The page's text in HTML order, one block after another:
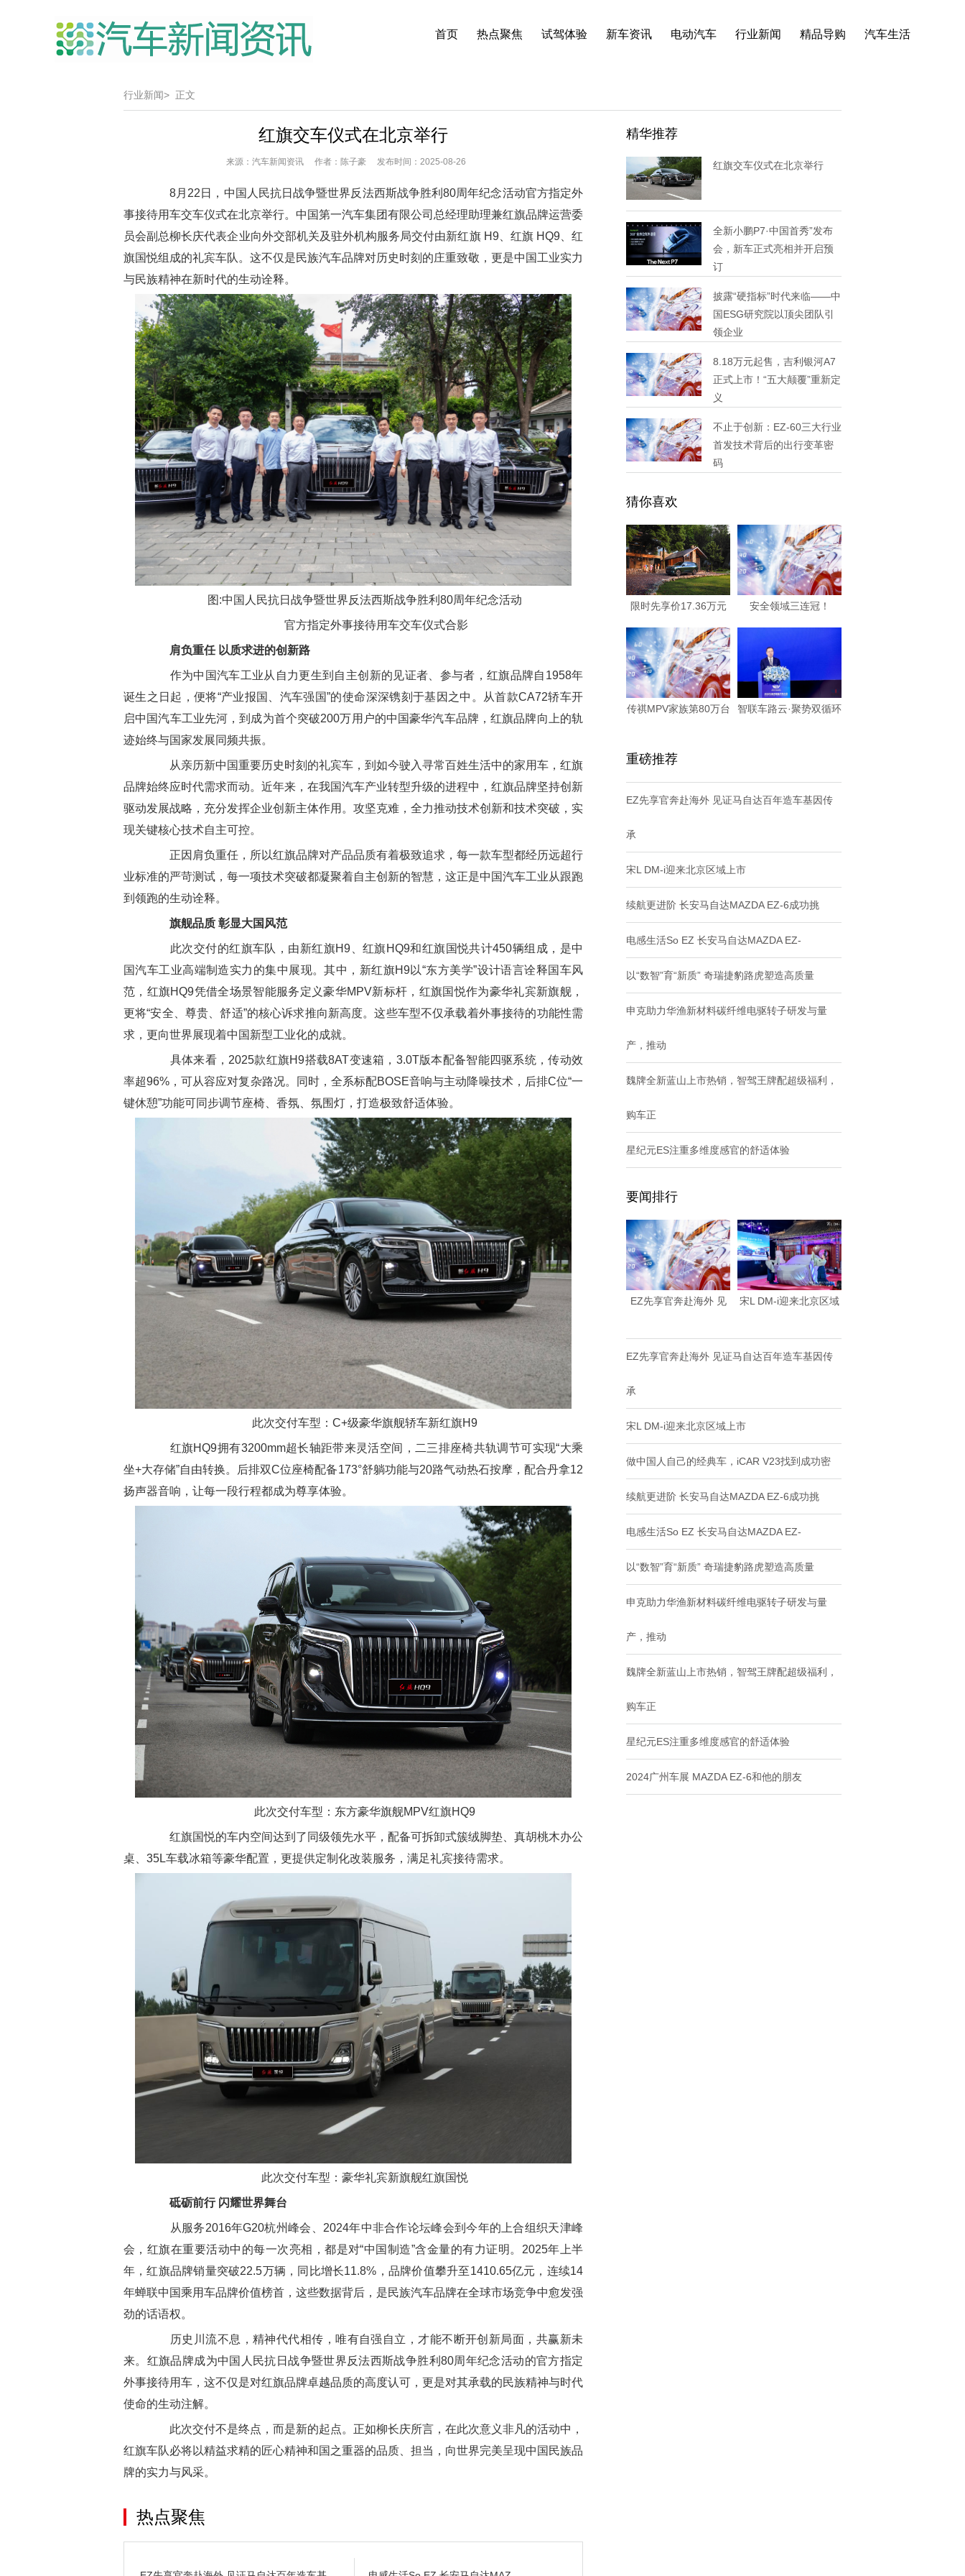
首页 热点聚焦 试驾体验 新车资讯 电动汽车 行业新闻 精品导购 汽车生活
行业新闻> 正文
红旗交车仪式在北京举行
来源：汽车新闻资讯 作者：陈子豪 发布时间：2025-08-26
8月22日，中国人民抗日战争暨世界反法西斯战争胜利80周年纪念活动官方指定外
事接待用车交车仪式在北京举行。中国第一汽车集团有限公司总经理助理兼红旗品牌运营委
员会副总柳长庆代表企业向外交部机关及驻外机构服务局交付由新红旗 H9、红旗 HQ9、红
旗国悦组成的礼宾车队。这不仅是民族汽车品牌对历史时刻的庄重致敬，更是中国工业实力
与民族精神在新时代的生动诠释。
图:中国人民抗日战争暨世界反法西斯战争胜利80周年纪念活动
官方指定外事接待用车交车仪式合影
肩负重任 以质求进的创新路
作为中国汽车工业从自力更生到自主创新的见证者、参与者，红旗品牌自1958年
诞生之日起，便将“产业报国、汽车强国”的使命深深镌刻于基因之中。从首款CA72轿车开
启中国汽车工业先河，到成为首个突破200万用户的中国豪华汽车品牌，红旗品牌向上的轨
迹始终与国家发展同频共振。
从亲历新中国重要历史时刻的礼宾车，到如今驶入寻常百姓生活中的家用车，红旗
品牌始终应时代需求而动。近年来，在我国汽车产业转型升级的进程中，红旗品牌坚持创新
驱动发展战略，充分发挥企业创新主体作用。攻坚克难，全力推动技术创新和技术突破，实
现关键核心技术自主可控。
正因肩负重任，所以红旗品牌对产品品质有着极致追求，每一款车型都经历远超行
业标准的严苛测试，每一项技术突破都凝聚着自主创新的智慧，这正是中国汽车工业从跟跑
到领跑的生动诠释。
旗舰品质 彰显大国风范
此次交付的红旗车队，由新红旗H9、红旗HQ9和红旗国悦共计450辆组成，是中
国汽车工业高端制造实力的集中展现。其中，新红旗H9以“东方美学”设计语言诠释国车风
范，红旗HQ9凭借全场景智能服务定义豪华MPV新标杆，红旗国悦作为豪华礼宾新旗舰，
更将“安全、尊贵、舒适”的核心诉求推向新高度。这些车型不仅承载着外事接待的功能性需
求，更向世界展现着中国新型工业化的成就。
具体来看，2025款红旗H9搭载8AT变速箱，3.0T版本配备智能四驱系统，传动效
率超96%，可从容应对复杂路况。同时，全系标配BOSE音响与主动降噪技术，后排C位“一
键休憩”功能可同步调节座椅、香氛、氛围灯，打造极致舒适体验。
此次交付车型：C+级豪华旗舰轿车新红旗H9
红旗HQ9拥有3200mm超长轴距带来灵活空间，二三排座椅共轨调节可实现“大乘
坐+大存储”自由转换。后排双C位座椅配备173°舒躺功能与20路气动热石按摩，配合丹拿12
扬声器音响，让每一段行程都成为尊享体验。
此次交付车型：东方豪华旗舰MPV红旗HQ9
红旗国悦的车内空间达到了同级领先水平，配备可拆卸式簇绒脚垫、真胡桃木办公
桌、35L车载冰箱等豪华配置，更提供定制化改装服务，满足礼宾接待需求。
此次交付车型：豪华礼宾新旗舰红旗国悦
砥砺前行 闪耀世界舞台
从服务2016年G20杭州峰会、2024年中非合作论坛峰会到今年的上合组织天津峰
会，红旗在重要活动中的每一次亮相，都是对“中国制造”含金量的有力证明。2025年上半
年，红旗品牌销量突破22.5万辆，同比增长11.8%，品牌价值攀升至1410.65亿元，连续14
年蝉联中国乘用车品牌价值榜首，这些数据背后，是民族汽车品牌在全球市场竞争中愈发强
劲的话语权。
历史川流不息，精神代代相传，唯有自强自立，才能不断开创新局面，共赢新未
来。红旗品牌成为中国人民抗日战争暨世界反法西斯战争胜利80周年纪念活动的官方指定
外事接待用车，这不仅是对红旗品牌卓越品质的高度认可，更是对其承载的民族精神与时代
使命的生动注解。
此次交付不是终点，而是新的起点。正如柳长庆所言，在此次意义非凡的活动中，
红旗车队必将以精益求精的匠心精神和国之重器的品质、担当，向世界完美呈现中国民族品
牌的实力与风采。
热点聚焦
精华推荐
红旗交车仪式在北京举行
全新小鹏P7·中国首秀”发布
会，新车正式亮相并开启预
订
披露“硬指标”时代来临——中
国ESG研究院以顶尖团队引
领企业
8.18万元起售，吉利银河A7
正式上市！“五大颠覆”重新定
义
不止于创新：EZ-60三大行业
首发技术背后的出行变革密
码
猜你喜欢
限时先享价17.36万元
起 2026
安全领域三连冠！
MAZDA EZ-6
传祺MPV家族第80万台
智联车路云·聚势双循环
重磅推荐
EZ先享官奔赴海外 见证马自达百年造车基因传
承
宋L DM-i迎来北京区域上市
续航更进阶 长安马自达MAZDA EZ-6成功挑
电感生活So EZ 长安马自达MAZDA EZ-
以“数智”育“新质” 奇瑞捷豹路虎塑造高质量
申克助力华渔新材料碳纤维电驱转子研发与量
产，推动
魏牌全新蓝山上市热销，智驾王牌配超级福利，
购车正
星纪元ES注重多维度感官的舒适体验
要闻排行
EZ先享官奔赴海外 见
宋L DM-i迎来北京区域
EZ先享官奔赴海外 见证马自达百年造车基因传
承
宋L DM-i迎来北京区域上市
做中国人自己的经典车，iCAR V23找到成功密
续航更进阶 长安马自达MAZDA EZ-6成功挑
电感生活So EZ 长安马自达MAZDA EZ-
以“数智”育“新质” 奇瑞捷豹路虎塑造高质量
申克助力华渔新材料碳纤维电驱转子研发与量
产，推动
魏牌全新蓝山上市热销，智驾王牌配超级福利，
购车正
星纪元ES注重多维度感官的舒适体验
2024广州车展 MAZDA EZ-6和他的朋友